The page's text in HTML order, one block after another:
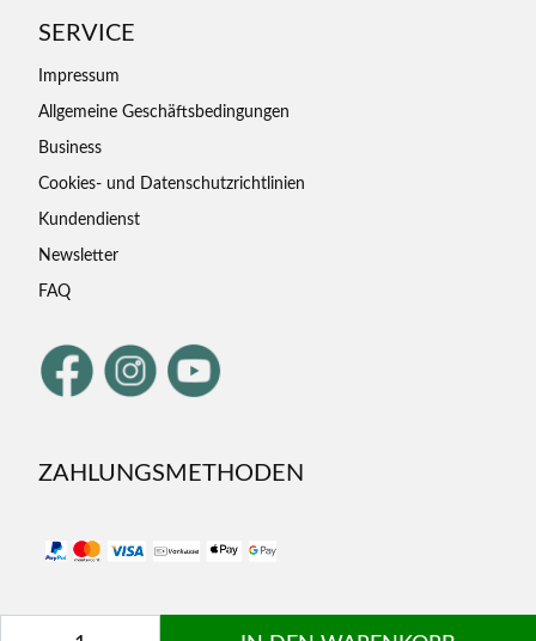
SERVICE
Impressum
Allgemeine Geschäftsbedingungen
Business
Cookies- und Datenschutzrichtlinien
Kundendienst
Newsletter
FAQ
ZAHLUNGSMETHODEN